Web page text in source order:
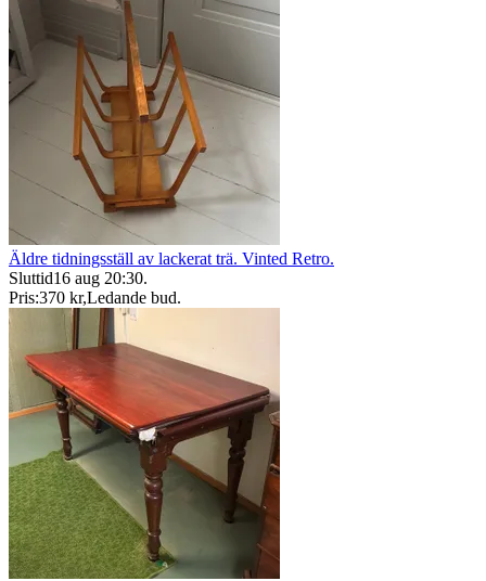
Äldre tidningsställ av lackerat trä. Vinted Retro.
Sluttid16 aug 20:30.
Pris:370 kr,Ledande bud.